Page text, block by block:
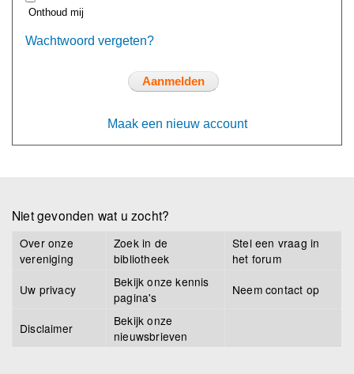
Onthoud mij
Wachtwoord vergeten?
Maak een nieuw account
Niet gevonden wat u zocht?
Over onze
vereniging
Zoek in de
bibliotheek
Stel een vraag in
het forum
Uw privacy
Bekijk onze kennis
pagina's
Neem contact op
Disclaimer
Bekijk onze
nieuwsbrieven